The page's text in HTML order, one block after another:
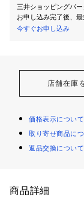
三井ショッピングパ
お申し込み完了後、
今すぐお申し込み
店舗在庫
価格表示について
取り寄せ商品に
返品交換について
商品詳細